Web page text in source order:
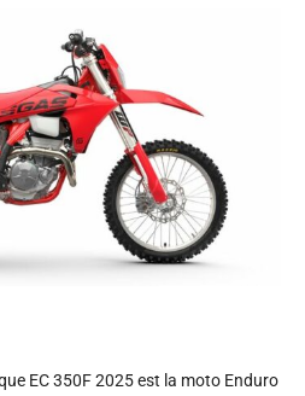
EC 350F 2025 est la moto Enduro